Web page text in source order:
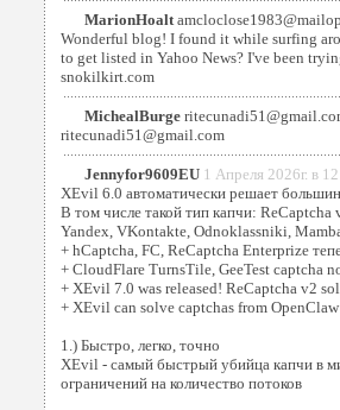
MarionHoalt
Wonderful blog! I found it while surfing
to get listed in Yahoo News? I've been
snokilkirt.com
MichealBurge
ritecunadi51@gmail.com
Jennyfor9609EU 1 Апреля 2026г. в
XEvil 6.0 автоматически решает
В том числе такой тип капчи:
Yandex, VKontakte, Odnoklassniki,
+ hCaptcha, FC, ReCaptcha Enterprize
+ CloudFlare TurnsTile, GeeTest captcha
+ XEvil 7.0 was released! ReCaptcha v2
+ XEvil can solve captchas from
1.) Быстро, легко, точно
XEvil - самый быстрый убийца капчи в
ограничений на количество потоков